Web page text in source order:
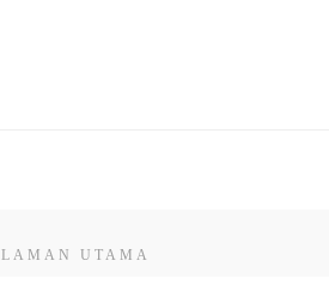
LAMAN UTAMA